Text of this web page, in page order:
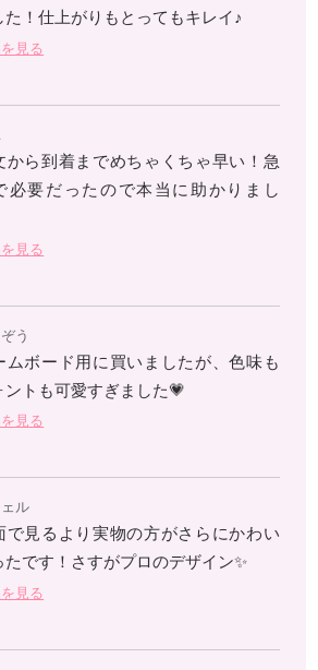
た！仕上がりもとってもキレイ♪
見る
から到着までめちゃくちゃ早い！急
必要だったので本当に助かりまし
見る
う
ムボード用に買いましたが、色味も
ントも可愛すぎました💗
見る
ル
で見るより実物の方がさらにかわい
たです！さすがプロのデザイン✨
見る